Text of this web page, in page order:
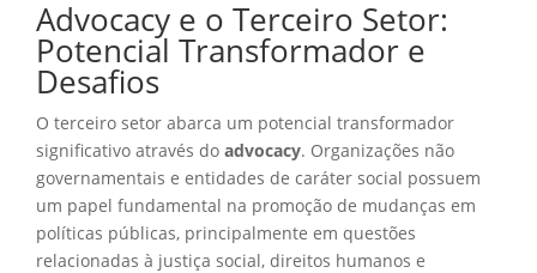
Advocacy e o Terceiro Setor:
Potencial Transformador e
Desafios
O terceiro setor abarca um potencial transformador
significativo através do advocacy. Organizações não
governamentais e entidades de caráter social possuem
um papel fundamental na promoção de mudanças em
políticas públicas, principalmente em questões
relacionadas à justiça social, direitos humanos e